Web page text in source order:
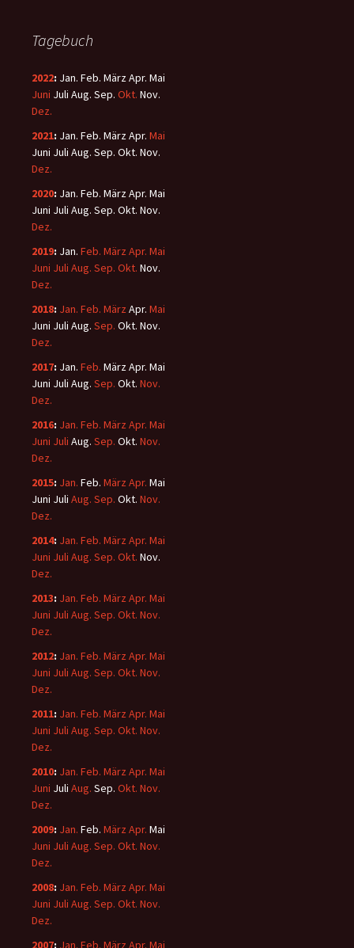
Tagebuch
2022: Jan. Feb. MärzApr. Mai
Juni Juli Aug. Sep. Okt. Nov.
Dez.
2021: Jan. Feb. MärzApr. Mai
Juni Juli Aug. Sep. Okt. Nov.
Dez.
2020: Jan. Feb. MärzApr. Mai
Juni Juli Aug. Sep. Okt. Nov.
Dez.
2019: Jan. Feb. März Apr. Mai
Juni Juli Aug. Sep. Okt. Nov.
Dez.
2018: Jan. Feb. März Apr. Mai
Juni Juli Aug. Sep. Okt. Nov.
Dez.
2017: Jan. Feb. MärzApr. Mai
Juni Juli Aug. Sep. Okt. Nov.
Dez.
2016: Jan. Feb. März Apr. Mai
Juni Juli Aug. Sep. Okt. Nov.
Dez.
2015: Jan. Feb. März Apr. Mai
Juni Juli Aug. Sep. Okt. Nov.
Dez.
2014: Jan. Feb. März Apr. Mai
Juni Juli Aug. Sep. Okt. Nov.
Dez.
2013: Jan. Feb. März Apr. Mai
Juni Juli Aug. Sep. Okt. Nov.
Dez.
2012: Jan. Feb. März Apr. Mai
Juni Juli Aug. Sep. Okt. Nov.
Dez.
2011: Jan. Feb. März Apr. Mai
Juni Juli Aug. Sep. Okt. Nov.
Dez.
2010: Jan. Feb. März Apr. Mai
Juni Juli Aug. Sep. Okt. Nov.
Dez.
2009: Jan. Feb. März Apr. Mai
Juni Juli Aug. Sep. Okt. Nov.
Dez.
2008: Jan. Feb. März Apr. Mai
Juni Juli Aug. Sep. Okt. Nov.
Dez.
2007: Jan. Feb. März Apr. Mai